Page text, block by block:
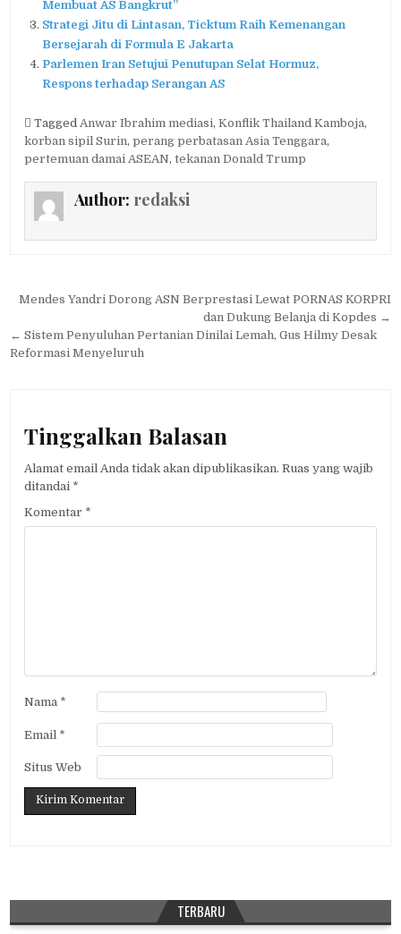
Membuat AS Bangkrut”
Strategi Jitu di Lintasan, Ticktum Raih Kemenangan
Bersejarah di Formula E Jakarta
Parlemen Iran Setujui Penutupan Selat Hormuz,
Respons terhadap Serangan AS
TaggedAnwar Ibrahim mediasi,Konflik Thailand Kamboja,
korban sipil Surin,perang perbatasan Asia Tenggara,
pertemuan damai ASEAN,tekanan Donald Trump
Author: redaksi
Navigasi
pos
Mendes Yandri Dorong ASN Berprestasi Lewat PORNAS KORPRI
dan Dukung Belanja di Kopdes →
← Sistem Penyuluhan Pertanian Dinilai Lemah, Gus Hilmy Desak
Reformasi Menyeluruh
Tinggalkan Balasan
Alamat email Anda tidak akan dipublikasikan. Ruas yang wajib
ditandai *
Komentar *
Nama *
Email *
Situs Web
TERBARU